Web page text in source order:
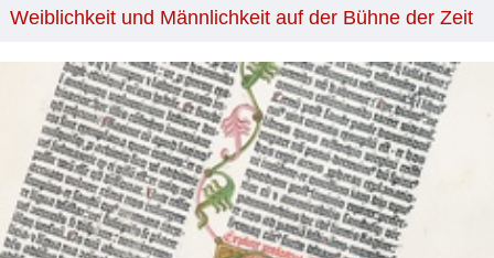
Weiblichkeit und Männlichkeit auf der Bühne der Zeit